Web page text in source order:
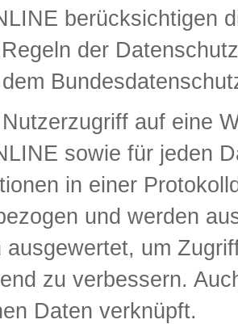
berücksichtigen
der
auf eine
sowie für jeden
in einer
und werden
ausgewertet, um
zu verbessern.
Daten verknüpft.